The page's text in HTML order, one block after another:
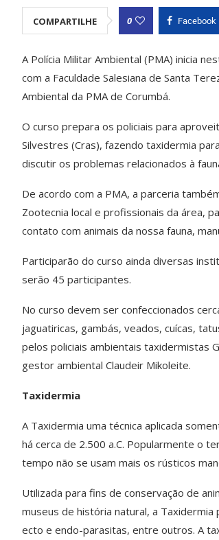
COMPARTILHE 0 Facebook
A Polícia Militar Ambiental (PMA) inicia
com a Faculdade Salesiana de Santa
Ambiental da PMA de Corumbá.
O curso prepara os policiais para
Silvestres (Cras), fazendo taxidermia
discutir os problemas relacionados à
De acordo com a PMA, a parceria
Zootecnia local e profissionais da área,
contato com animais da nossa fauna,
Participarão do curso ainda diversas
serão 45 participantes.
No curso devem ser confeccionados
jaguatiricas, gambás, veados, cuícas,
pelos policiais ambientais taxidermistas
gestor ambiental Claudeir Mikoleite.
Taxidermia
A Taxidermia uma técnica aplicada
há cerca de 2.500 a.C. Popularmente o
tempo não se usam mais os rústicos
Utilizada para fins de conservação de
museus de história natural, a Taxidermia
ecto e endo-parasitas, entre outros. A